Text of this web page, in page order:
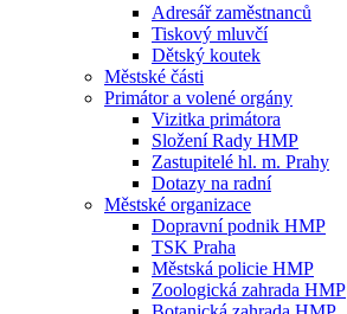
Adresář zaměstnanců
Tiskový mluvčí
Dětský koutek
Městské části
Primátor a volené orgány
Vizitka primátora
Složení Rady HMP
Zastupitelé hl. m. Prahy
Dotazy na radní
Městské organizace
Dopravní podnik HMP
TSK Praha
Městská policie HMP
Zoologická zahrada HMP